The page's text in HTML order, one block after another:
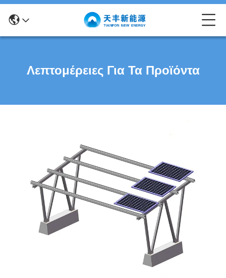
Λεπτομέρειες Για Τα Προϊόντα